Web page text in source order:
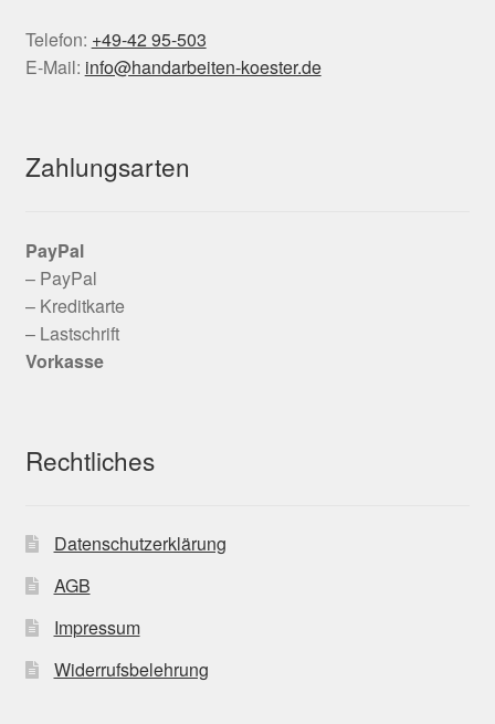
Telefon: +49-42 95-503
E-Mail: info@handarbeiten-koester.de
Zahlungsarten
PayPal
– PayPal
– Kreditkarte
– Lastschrift
Vorkasse
Rechtliches
Datenschutzerklärung
AGB
Impressum
Widerrufsbelehrung